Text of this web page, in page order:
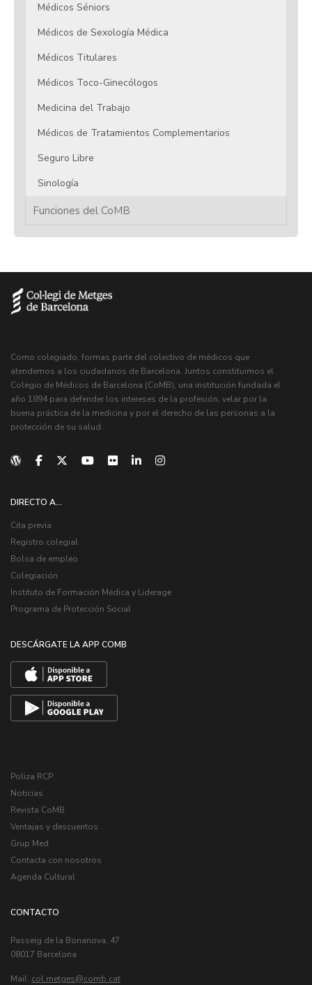
Médicos Séniors
Médicos de Sexología Médica
Médicos Titulares
Médicos Toco-Ginecólogos
Medicina del Trabajo
Médicos de Tratamientos Complementarios
Seguro Libre
Sinología
Funciones del CoMB
Como colegiado, formas parte del colectivo de médicos que
atendemos a los ciudadanos de Barcelona. Juntos constituimos el
Colegio de Médicos de Barcelona (CoMB), una institución fundada el
año 1894 para defender los intereses de la profesión, velar por la
buena práctica de la medicina y por el derecho de las personas a la
protección de su salud.
DIRECTO A...
Cita previa
Registro colegial
Bolsa de empleo
Colegiación
Instituto de Formación Médica y Liderage
Programa de Protección Social
DESCÁRGATE LA APP COMB
Poliza RCP
Noticias
Revista CoMB
Ventajas y descuentos
Grup Med
Contacta con nosotros
Agenda Cultural
CONTACTO
Passeig de la Bonanova, 47
08017 Barcelona
Mail: col.metges